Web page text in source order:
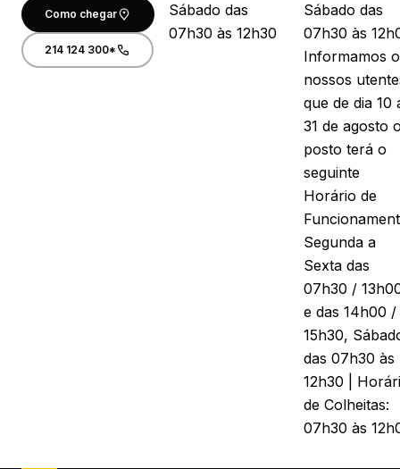
Como chegar
214 124 300*
Sábado das
07h30 às 12h30
Sábado das
07h30 às
Informamos
nossos
que de dia 10
31 de agosto
posto terá o
seguinte
Horário de
Segunda a
Sexta das
07h30 /
e das 14h00 /
15h30,
das 07h30 às
12h30 |
de Colheitas:
07h30 às